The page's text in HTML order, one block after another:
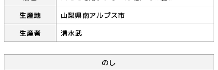
生産地
山梨県南アルプス市
生産者
清水武
のし